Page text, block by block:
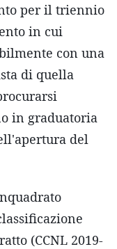
per il triennio
in cui
con una
di quella
in graduatoria
del
(CCNL 2019-